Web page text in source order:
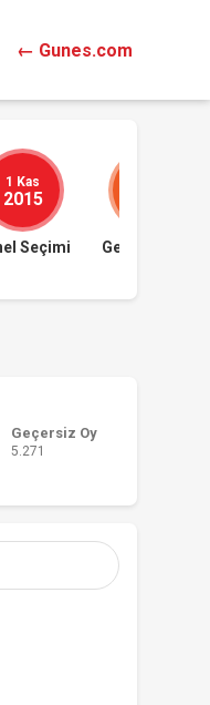
← Gunes.com
1 Kas
2015
Seçimi Genel Seçimi
Geçersiz Oy
5.271